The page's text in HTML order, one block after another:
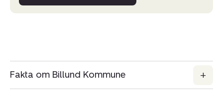
Fakta om Billund Kommune